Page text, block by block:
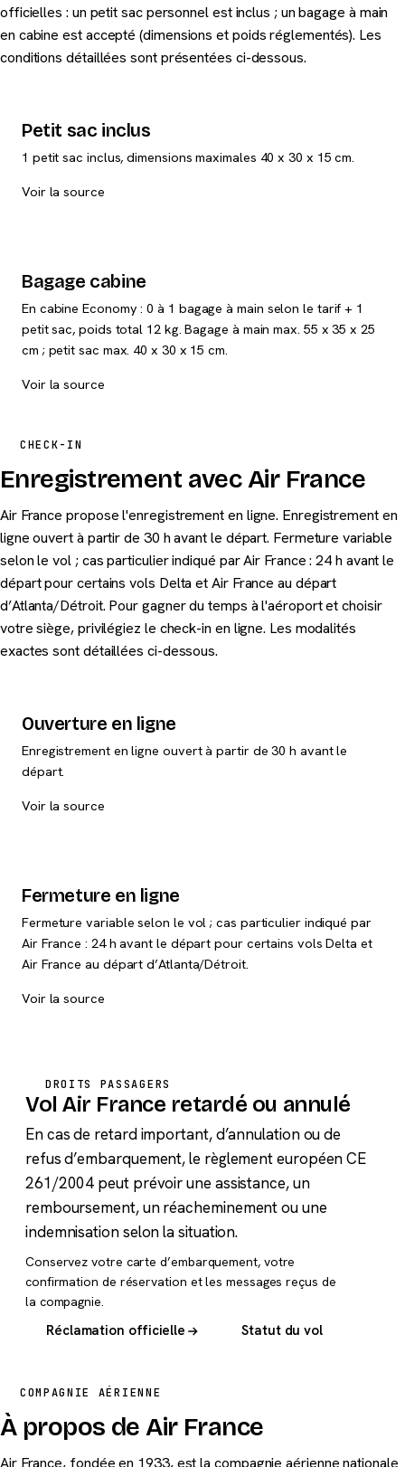
officielles : un petit sac personnel est inclus ; un bagage à main
en cabine est accepté (dimensions et poids réglementés). Les
conditions détaillées sont présentées ci-dessous.
Petit sac inclus
1 petit sac inclus, dimensions maximales 40 x 30 x 15 cm.
Voir la source
Bagage cabine
En cabine Economy : 0 à 1 bagage à main selon le tarif + 1
petit sac, poids total 12 kg. Bagage à main max. 55 x 35 x 25
cm ; petit sac max. 40 x 30 x 15 cm.
Voir la source
CHECK-IN
Enregistrement avec Air France
Air France propose l'enregistrement en ligne. Enregistrement en
ligne ouvert à partir de 30 h avant le départ. Fermeture variable
selon le vol ; cas particulier indiqué par Air France : 24 h avant le
départ pour certains vols Delta et Air France au départ
d’Atlanta/Détroit. Pour gagner du temps à l'aéroport et choisir
votre siège, privilégiez le check-in en ligne. Les modalités
exactes sont détaillées ci-dessous.
Ouverture en ligne
Enregistrement en ligne ouvert à partir de 30 h avant le
départ.
Voir la source
Fermeture en ligne
Fermeture variable selon le vol ; cas particulier indiqué par
Air France : 24 h avant le départ pour certains vols Delta et
Air France au départ d’Atlanta/Détroit.
Voir la source
DROITS PASSAGERS
Vol Air France retardé ou annulé
En cas de retard important, d’annulation ou de
refus d’embarquement, le règlement européen CE
261/2004 peut prévoir une assistance, un
remboursement, un réacheminement ou une
indemnisation selon la situation.
Conservez votre carte d’embarquement, votre
confirmation de réservation et les messages reçus de
la compagnie.
Réclamation officielle Statut du vol
COMPAGNIE AÉRIENNE
À propos de Air France
Air France, fondée en 1933, est la compagnie aérienne nationale